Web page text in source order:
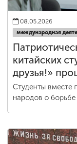
08.05.2026
международная
китайских
друзья!»
Студенты вместе
народов о